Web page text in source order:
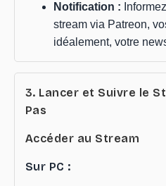
Notification :
stream via Patreon,
idéalement, votre
3. Lancer et Suivre le
Pas
Accéder au Stream
Sur PC :